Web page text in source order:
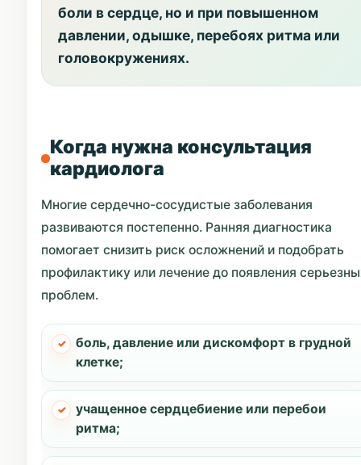
боли в сердце, но и при повышенном
давлении, одышке, перебоях ритма или
головокружениях.
Когда нужна консультация
кардиолога
Многие сердечно-сосудистые заболевания
развиваются постепенно. Ранняя диагностика
помогает снизить риск осложнений и подобрать
профилактику или лечение до появления
проблем.
боль, давление или дискомфорт в грудной
клетке;
учащенное сердцебиение или перебои
ритма;